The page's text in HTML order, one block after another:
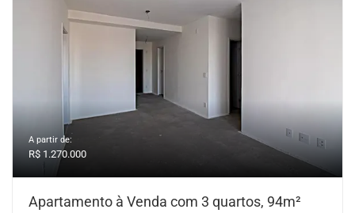
A partir de:
R$ 1.270.000
Apartamento à Venda com 3 quartos, 94m²